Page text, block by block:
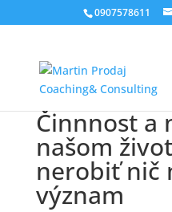
0907578611
Činnnost a
našom
nerobiť nič
význam